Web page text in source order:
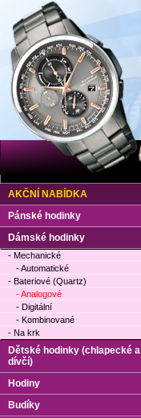
AKČNÍ NABÍDKA
Pánské hodinky
Dámské hodinky
- Mechanické
- Automatické
- Bateriové (Quartz)
- Analogové
- Digitální
- Kombinované
- Na krk
Dětské hodinky (chlapecké a
dívčí)
Hodiny
Budíky